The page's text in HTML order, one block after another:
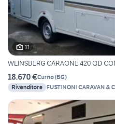
11
WEINSBERG CARAONE 420 QD
18.670 €Curno(BG)
Rivenditore FUSTINONI CARAVAN &